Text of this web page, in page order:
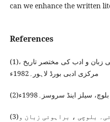
can we enhance the written
References
(1)۔ڈاکٹر عبدالرحمٰن براہوئی۔براہوئی زبان و ادب کی مختصر تاریخ ،
مرکزی ادبی بورڈ لاہور۔1982ء
سیلز اینڈ سروسز۔1998ء
(3)۔ڈاکٹر عبدالرحمٰن براہوئی۔ بلوچی ، براہوئی زبان و